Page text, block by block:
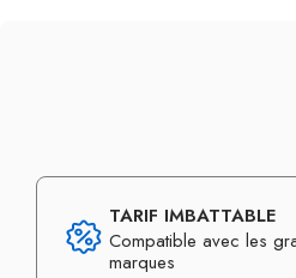
TARIF IMBATTABLE
Compatible avec les
marques